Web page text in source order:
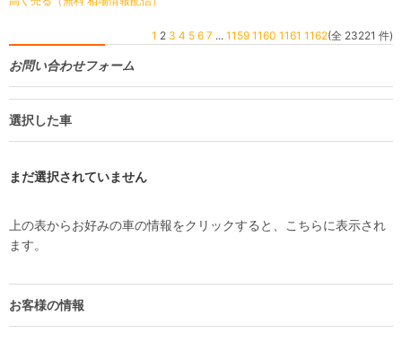
1 2 3 4 5 6 7 ... 1159 1160 1161 1162(全 23221 件)
お問い合わせフォーム
選択した車
まだ選択されていません
上の表からお好みの車の情報をクリックすると、こちらに表示され
ます。
お客様の情報